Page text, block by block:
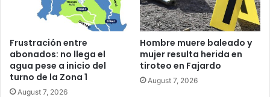
Frustración entre
abonados: no llega el
agua pese a inicio del
turno de la Zona 1
August 7, 2026
Hombre muere baleado y
mujer resulta herida en
tiroteo en Fajardo
August 7, 2026